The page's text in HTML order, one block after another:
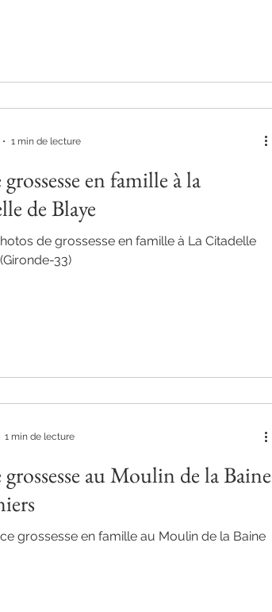
grossesse en famille à la
de Blaye
de grossesse en famille à La Citadelle
33)
1 min de lecture
grossesse au Moulin de la Baine
grossesse en famille au Moulin de la Baine
1 min de lecture